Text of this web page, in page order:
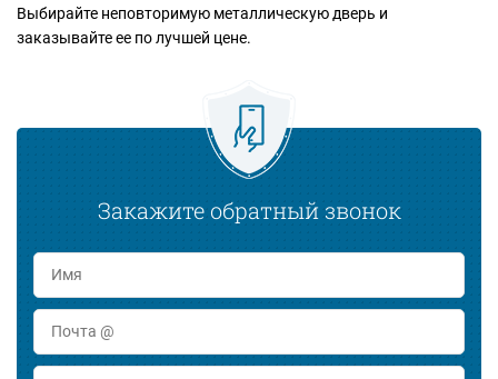
Выбирайте неповторимую металлическую дверь и
заказывайте ее по лучшей цене.
Закажите обратный звонок